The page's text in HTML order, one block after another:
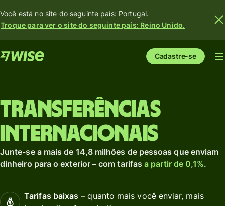
Você está no site do seguinte país: Portugal.
Troque para ver o site do seguinte país: Reino Unido.
Cadastre-se
Transferências
internacionais
Junte-se a mais de 14,8 milhões de pessoas que enviam
dinheiro para o exterior – com tarifasa partir de 0,1%.
Tarifas baixas – quanto mais você enviar, mais